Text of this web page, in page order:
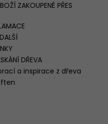
ZAKOUPENÉ PŘES
DŘEVA
a inspirace z dřeva